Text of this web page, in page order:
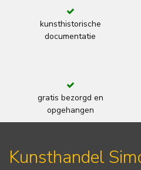
kunsthistorische
documentatie
gratis bezorgd en
opgehangen
Kunsthandel